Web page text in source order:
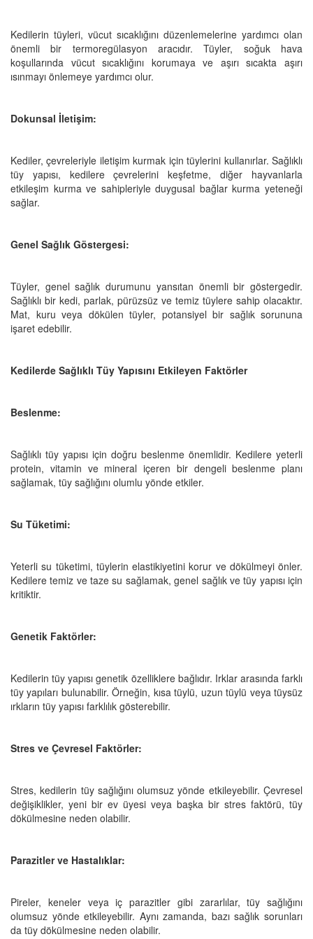
Kedilerin tüyleri, vücut sıcaklığını düzenlemelerine yardımcı olan
önemli bir termoregülasyon aracıdır. Tüyler, soğuk hava
koşullarında vücut sıcaklığını korumaya ve aşırı sıcakta aşırı
ısınmayı önlemeye yardımcı olur.
Dokunsal İletişim:
Kediler, çevreleriyle iletişim kurmak için tüylerini kullanırlar. Sağlıklı
tüy yapısı, kedilere çevrelerini keşfetme, diğer hayvanlarla
etkileşim kurma ve sahipleriyle duygusal bağlar kurma yeteneği
sağlar.
Genel Sağlık Göstergesi:
Tüyler, genel sağlık durumunu yansıtan önemli bir göstergedir.
Sağlıklı bir kedi, parlak, pürüzsüz ve temiz tüylere sahip olacaktır.
Mat, kuru veya dökülen tüyler, potansiyel bir sağlık sorununa
işaret edebilir.
Kedilerde Sağlıklı Tüy Yapısını Etkileyen Faktörler
Beslenme:
Sağlıklı tüy yapısı için doğru beslenme önemlidir. Kedilere yeterli
protein, vitamin ve mineral içeren bir dengeli beslenme planı
sağlamak, tüy sağlığını olumlu yönde etkiler.
Su Tüketimi:
Yeterli su tüketimi, tüylerin elastikiyetini korur ve dökülmeyi önler.
Kedilere temiz ve taze su sağlamak, genel sağlık ve tüy yapısı için
kritiktir.
Genetik Faktörler:
Kedilerin tüy yapısı genetik özelliklere bağlıdır. Irklar arasında farklı
tüy yapıları bulunabilir. Örneğin, kısa tüylü, uzun tüylü veya tüysüz
ırkların tüy yapısı farklılık gösterebilir.
Stres ve Çevresel Faktörler:
Stres, kedilerin tüy sağlığını olumsuz yönde etkileyebilir. Çevresel
değişiklikler, yeni bir ev üyesi veya başka bir stres faktörü, tüy
dökülmesine neden olabilir.
Parazitler ve Hastalıklar:
Pireler, keneler veya iç parazitler gibi zararlılar, tüy sağlığını
olumsuz yönde etkileyebilir. Aynı zamanda, bazı sağlık sorunları
da tüy dökülmesine neden olabilir.